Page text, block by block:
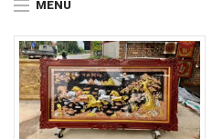
MENU